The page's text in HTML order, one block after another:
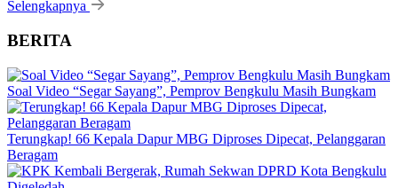
Selengkapnya
BERITA
Soal Video “Segar Sayang”, Pemprov Bengkulu Masih Bungkam
Terungkap! 66 Kepala Dapur MBG Diproses Dipecat, Pelanggaran
Beragam